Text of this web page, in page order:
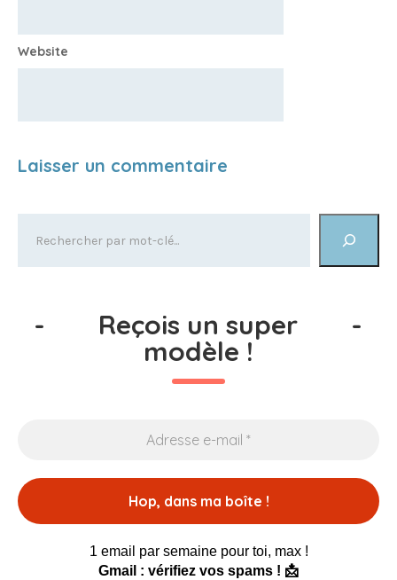
Website
- Reçois un super
modèle !
-
1 email par semaine pour toi, max !
Gmail : vérifiez vos spams ! 📩